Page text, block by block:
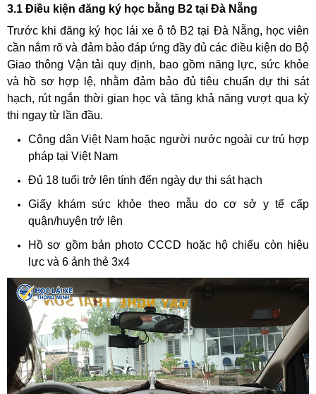
3.1 Điều kiện đăng ký học bằng B2 tại Đà Nẵng
Trước khi đăng ký học lái xe ô tô B2 tại Đà Nẵng, học viên
cần nắm rõ và đảm bảo đáp ứng đầy đủ các điều kiện do Bộ
Giao thông Vận tải quy định, bao gồm năng lực, sức khỏe
và hồ sơ hợp lệ, nhằm đảm bảo đủ tiêu chuẩn dự thi sát
hạch, rút ngắn thời gian học và tăng khả năng vượt qua kỳ
thi ngay từ lần đầu.
Công dân Việt Nam hoặc người nước ngoài cư trú hợp
pháp tại Việt Nam
Đủ 18 tuổi trở lên tính đến ngày dự thi sát hạch
Giấy khám sức khỏe theo mẫu do cơ sở y tế cấp
quận/huyện trở lên
Hồ sơ gồm bản photo CCCD hoặc hộ chiếu còn hiệu
lực và 6 ảnh thẻ 3x4